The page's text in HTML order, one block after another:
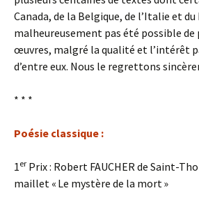
Canada, de la Belgique, de l’Italie et
malheureusement pas été possible
œuvres, malgré la qualité et l’intérêt
d’entre eux. Nous le regrettons
* * *
Poésie classique :
1er Prix : Robert FAUCHER de Saint-
maillet « Le mystère de la mort »